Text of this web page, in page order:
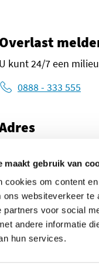
maakt gebruik van
cookies om content
ons websiteverkeer
partners voor social
andere informatie
hun services.
in een nieuw
(opent in een
(opent in een
Overlast
U kunt 24/7 een
0888 - 333 555
AW Den Haag
met Google